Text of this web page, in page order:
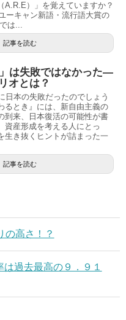
A.R.E）」を覚えていますか？
ーキャン新語・流行語大賞の
は...
記事を読む
」は失敗ではなかった―
オとは？
日本の失敗だったのでしょう
るとき』には、新自由主義の
到来、日本復活の可能性が書
資産形成を考える人にとっ
生き抜くヒントが詰まった一
記事を読む
の高さ！？
過去最高の９．９１